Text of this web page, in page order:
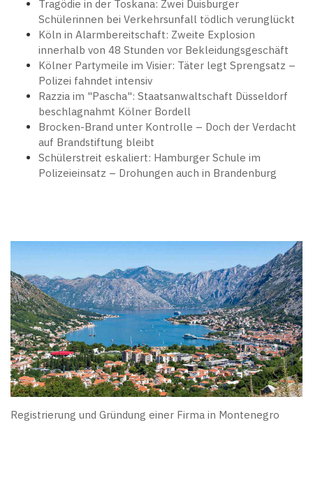
Tragödie in der Toskana: Zwei Duisburger
Schülerinnen bei Verkehrsunfall tödlich verunglückt
Köln in Alarmbereitschaft: Zweite Explosion
innerhalb von 48 Stunden vor Bekleidungsgeschäft
Kölner Partymeile im Visier: Täter legt Sprengsatz –
Polizei fahndet intensiv
Razzia im "Pascha": Staatsanwaltschaft Düsseldorf
beschlagnahmt Kölner Bordell
Brocken-Brand unter Kontrolle – Doch der Verdacht
auf Brandstiftung bleibt
Schülerstreit eskaliert: Hamburger Schule im
Polizeieinsatz – Drohungen auch in Brandenburg
Registrierung und Gründung einer Firma in Montenegro